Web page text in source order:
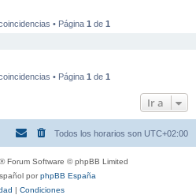
• Página 1 de 1
• Página 1 de 1
Ir a
Todos los horarios son UTC+02:00
® Forum Software © phpBB Limited
porphpBB España
| Condiciones